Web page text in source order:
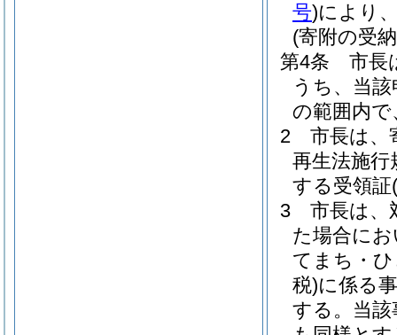
号)により
(寄附の受
第4条
市長
うち、当
の範囲内
2
市長は、
再生法施行
する受領証(
3
市長は、
た場合に
てまち・
税)に係る
する。 当